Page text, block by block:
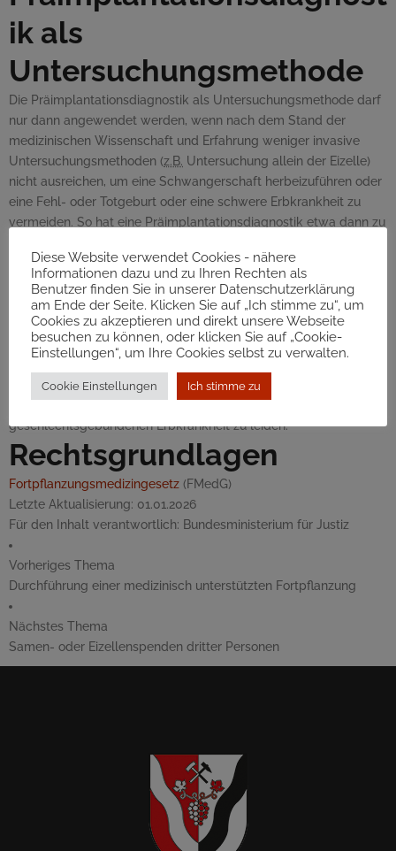
ik als
Untersuchungsmethode
Die Präimplantationsdiagnostik als Untersuchungsmethode darf
nur dann angewendet werden, wenn nach dem Stand der
medizinischen Wissenschaft und Erfahrung weniger invasive
Untersuchungsmethoden (z.B. Untersuchung allein der Eizelle)
nicht ausreichen, um eine Schwangerschaft herbeizuführen oder
eine Fehl- oder Totgeburt oder eine schwere Erbkrankheit zu
vermeiden. So hat eine Präimplantationsdiagnostik etwa dann zu
genetische Untersuchung (z.B.Beobachtung der Zellteilung) die
Schwangerschaftswahrscheinlichkeit in ähnlicher Weise erhöht
oder wenn eine genetische Untersuchung der Eizelle allein (z.B.
bei nur über die Mutter vererbbaren Krankheiten) zur
Verhinderung einer schweren Erbkrankheit ausreicht.
Die Bestimmung des Geschlechts durch
Präimplantationsdiagnostik ist nur zulässig, wenn andernfalls die
geschlechtsgebundenen Erbkrankheit zu leiden.
Rechtsgrundlagen
Fortpflanzungsmedizingesetz (FMedG)
Letzte Aktualisierung: 01.01.2026
Für den Inhalt verantwortlich: Bundesministerium für Justiz
Vorheriges Thema
Durchführung einer medizinisch unterstützten Fortpflanzung
Nächstes Thema
Samen- oder Eizellenspenden dritter Personen
Diese Website verwendet Cookies - nähere
Informationen dazu und zu Ihren Rechten als
Benutzer finden Sie in unserer Datenschutzerklärung
am Ende der Seite. Klicken Sie auf „Ich stimme zu“, um
Cookies zu akzeptieren und direkt unsere Webseite
besuchen zu können, oder klicken Sie auf „Cookie-
Einstellungen“, um Ihre Cookies selbst zu verwalten.
Cookie Einstellungen Ich stimme zu